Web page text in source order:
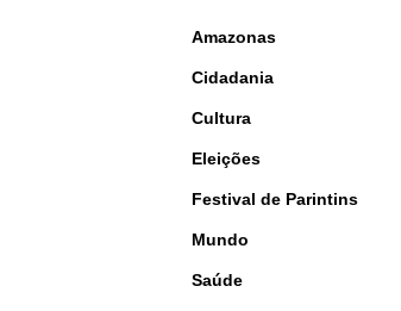
Amazonas
Cidadania
Cultura
Eleições
Festival de Parintins
Mundo
Saúde